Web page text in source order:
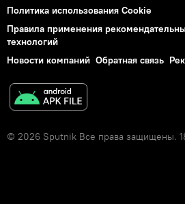
Политика использования Cookie
Правила применения
технологий
Новости компаний Обратная связь
© 2026 Sputnik Все права защищены.